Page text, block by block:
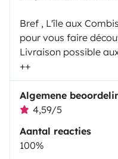
Bref , L'île aux
pour vous faire
Livraison possible
++
Algemene
4,59/5
Aantal reacties
100%